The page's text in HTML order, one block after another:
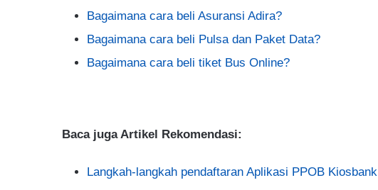
Bagaimana cara beli Asuransi Adira?
Bagaimana cara beli Pulsa dan Paket Data?
Bagaimana cara beli tiket Bus Online?
Baca juga Artikel Rekomendasi:
Langkah-langkah pendaftaran Aplikasi PPOB Kiosbank